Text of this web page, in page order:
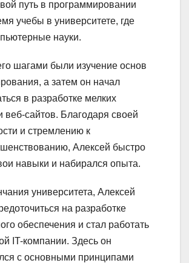
путь в программировании
учебы в университете, где
науки.
шагами были изучение основ
а затем он начал
в разработке мелких
веб-сайтов. Благодаря своей
и стремлению к
Алексей быстро
навыки и набирался опыта.
университета, Алексей
на разработке
обеспечения и стал работать
IT-компании. Здесь он
с основными принципами